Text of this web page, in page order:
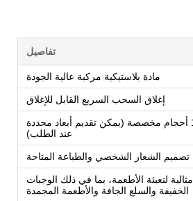
تفاصيل
مادة بلاستيكية مركبة عالية الجودة
إغلاق السحب السريع القابل للإغلاق
10 أحجام مخصصة (يمكن تقديم أبعاد محددة
عند الطلب)
تصميم الشعار الشخصي والطباعة المتاحة
مثالية لتعبئة الأطعمة، بما في ذلك الوجبات
الخفيفة والسلع الجافة والأطعمة المجمدة